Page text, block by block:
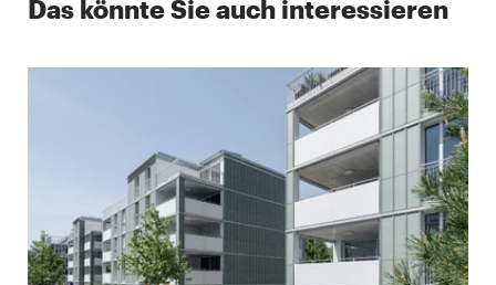
Das könnte Sie auch interessieren